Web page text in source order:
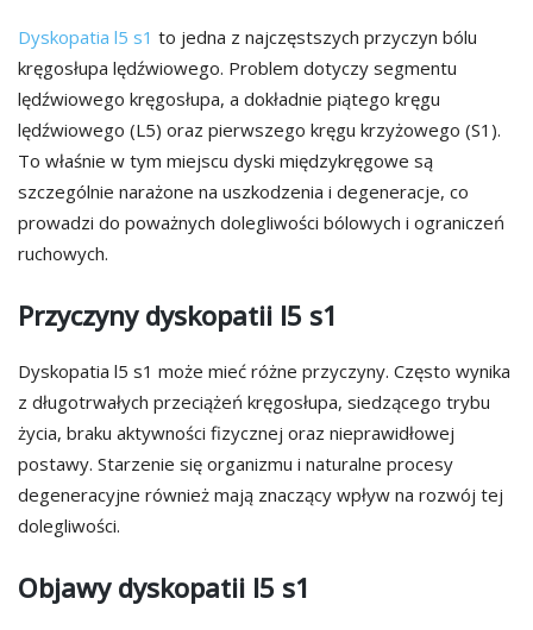
Dyskopatia l5 s1 to jedna z najczęstszych przyczyn bólu
kręgosłupa lędźwiowego. Problem dotyczy segmentu
lędźwiowego kręgosłupa, a dokładnie piątego kręgu
lędźwiowego (L5) oraz pierwszego kręgu krzyżowego (S1).
To właśnie w tym miejscu dyski międzykręgowe są
szczególnie narażone na uszkodzenia i degeneracje, co
prowadzi do poważnych dolegliwości bólowych i ograniczeń
ruchowych.
Przyczyny dyskopatii l5 s1
Dyskopatia l5 s1 może mieć różne przyczyny. Często wynika
z długotrwałych przeciążeń kręgosłupa, siedzącego trybu
życia, braku aktywności fizycznej oraz nieprawidłowej
postawy. Starzenie się organizmu i naturalne procesy
degeneracyjne również mają znaczący wpływ na rozwój tej
dolegliwości.
Objawy dyskopatii l5 s1